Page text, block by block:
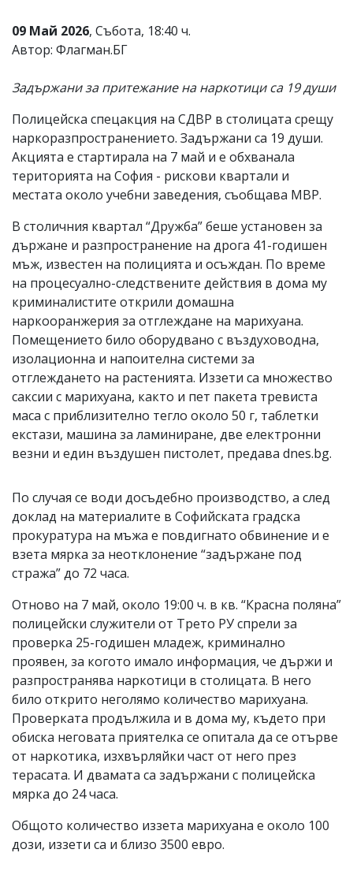
под
статиите
от
и
редакцията
не
носи
отговорност
тях!
откриете
обиден
вас
коментар,
моля
ни!
09 Май 2026, Събота, 18:40 ч.
Автор: Флагман.БГ
Задържани за притежание на наркотици са 19 души
Полицейска спецакция на СДВР в столицата срещу
наркоразпространението. Задържани са 19 души.
Акцията е стартирала на 7 май и е обхванала
територията на София - рискови квартали и
местата около учебни заведения, съобщава МВР.
В столичния квартал “Дружба” беше установен за
държане и разпространение на дрога 41-годишен
мъж, известен на полицията и осъждан. По време
на процесуално-следствените действия в дома му
криминалистите открили домашна
наркооранжерия за отглеждане на марихуана.
Помещението било оборудвано с въздуховодна,
изолационна и напоителна системи за
отглеждането на растенията. Иззети са множество
саксии с марихуана, както и пет пакета тревиста
маса с приблизително тегло около 50 г, таблетки
екстази, машина за ламиниране, две електронни
везни и един въздушен пистолет, предава dnes.bg.
По случая се води досъдебно производство, а след
доклад на материалите в Софийската градска
прокуратура на мъжа е повдигнато обвинение и е
взета мярка за неотклонение “задържане под
стража” до 72 часа.
Отново на 7 май, около 19:00 ч. в кв. “Красна поляна”
полицейски служители от Трето РУ спрели за
проверка 25-годишен младеж, криминално
проявен, за когото имало информация, че държи и
разпространява наркотици в столицата. В него
било открито неголямо количество марихуана.
Проверката продължила и в дома му, където при
обиска неговата приятелка се опитала да се отърве
от наркотика, изхвърляйки част от него през
терасата. И двамата са задържани с полицейска
мярка до 24 часа.
Общото количество иззета марихуана е около 100
дози, иззети са и близо 3500 евро.